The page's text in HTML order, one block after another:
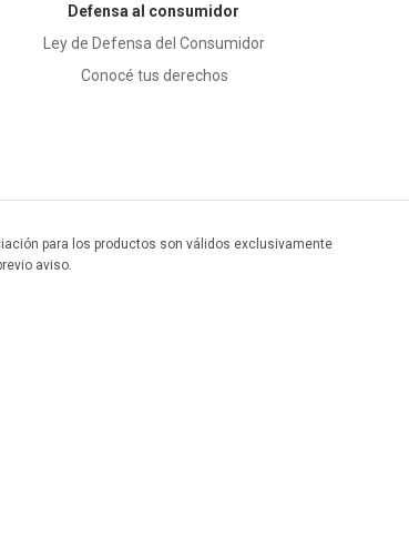
Defensa al consumidor
Ley de Defensa del Consumidor
Conocé tus derechos
para los productos son válidos exclusivamente
aviso.